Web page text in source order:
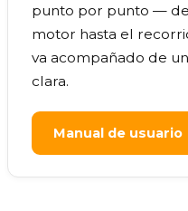
punto por punto —
motor hasta el
va acompañado de
clara.
Manual de usuario